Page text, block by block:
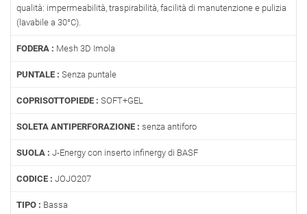
qualità: impermeabilità, traspirabilità, facilità di manutenzione e pulizia
(lavabile a 30°C).
FODERA : Mesh 3D Imola
PUNTALE : Senza puntale
COPRISOTTOPIEDE : SOFT+GEL
SOLETA ANTIPERFORAZIONE : senza antiforo
SUOLA : J-Energy con inserto infinergy di BASF
CODICE : JOJO207
TIPO : Bassa